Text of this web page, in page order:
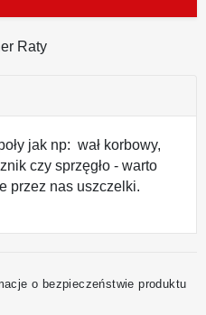
jak np: wał korbowy,
czy sprzęgło - warto
przez nas uszczelki.
o bezpieczeństwie produktu